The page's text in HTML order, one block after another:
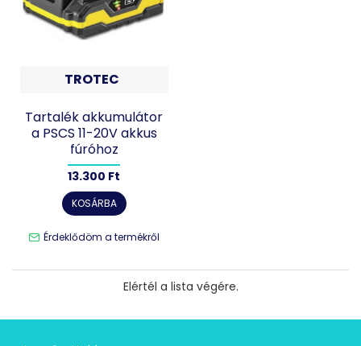
TROTEC
Tartalék akkumulátor
a PSCS 11-20V akkus
fúróhoz
13.300 Ft
KOSÁRBA
Érdeklődöm a termékről
Elértél a lista végére.